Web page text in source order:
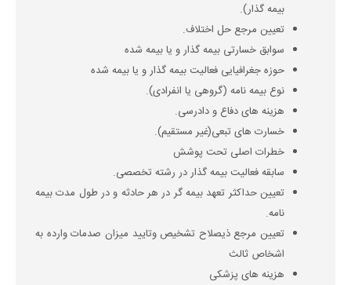
بیمه گذار).
تعیین مرجع حل اختلاف.
سوابق خسارتی بیمه گذار و یا بیمه شده
حوزه جغرافیایی فعالیت بیمه گذار و یا بیمه شده
نوع بیمه نامه (گروهی یا انفرادی).
هزینه های دفاع و دادرسی.
خسارت های تبعی(غیر مستقیم).
خطرات اصلی تحت پوشش
سابقه فعالیت بیمه گذار در رشته تخصصی.
تعیین حداکثر تعهد بیمه گر در هر حادثه و در طول مدت بیمه
نامه.
تعیین مرجع ذیصلاح تشخیص وتایید میزان صدمات وارده به
اشخاص ثالث
هزینه های پزشکی